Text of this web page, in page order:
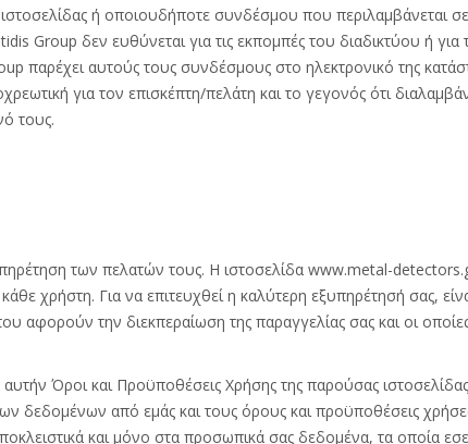
ή οποιουδήποτε συνδέσμου που περιλαμβάνεται
Group δεν ευθύνεται για τις εκπομπές του διαδικτύου ή
παρέχει αυτούς τους συνδέσμους στο ηλεκτρονικό της
για τον επισκέπτη/πελάτη και το γεγονός ότι
τους.
των πελατών τους. Η ιστοσελίδα www.metal-
χρήστη. Για να επιτευχθεί η καλύτερη εξυπηρέτησή σας,
αφορούν την διεκπεραίωση της παραγγελίας σας και οι
Όροι και Προϋποθέσεις Χρήσης της παρούσας
από εμάς και τους όρους και προϋποθέσεις
και μόνο στα προσωπικά σας δεδομένα, τα οποία